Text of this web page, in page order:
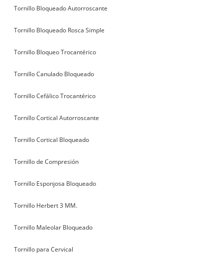
Tornillo Bloqueado Autorroscante
Tornillo Bloqueado Rosca Simple
Tornillo Bloqueo Trocantérico
Tornillo Canulado Bloqueado
Tornillo Cefálico Trocantérico
Tornillo Cortical Autorroscante
Tornillo Cortical Bloqueado
Tornillo de Compresión
Tornillo Esponjosa Bloqueado
Tornillo Herbert 3 MM.
Tornillo Maleolar Bloqueado
Tornillo para Cervical